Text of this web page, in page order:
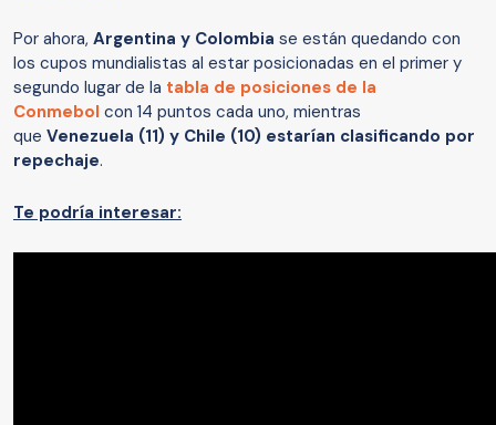
Por ahora, Argentina y Colombia se están quedando con
los cupos mundialistas al estar posicionadas en el primer y
segundo lugar de la tabla de posiciones de la
Conmebol con 14 puntos cada uno, mientras
que Venezuela (11) y Chile (10) estarían clasificando por
repechaje.
Te podría interesar: